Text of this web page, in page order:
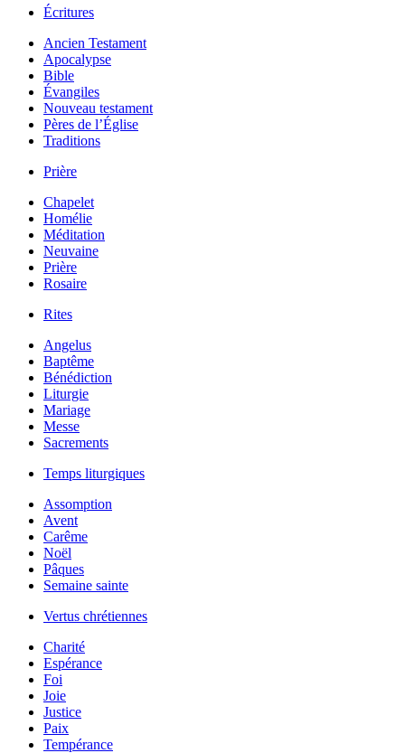
Écritures
Ancien Testament
Apocalypse
Bible
Évangiles
Nouveau testament
Pères de l’Église
Traditions
Prière
Chapelet
Homélie
Méditation
Neuvaine
Prière
Rosaire
Rites
Angelus
Baptême
Bénédiction
Liturgie
Mariage
Messe
Sacrements
Temps liturgiques
Assomption
Avent
Carême
Noël
Pâques
Semaine sainte
Vertus chrétiennes
Charité
Espérance
Foi
Joie
Justice
Paix
Tempérance